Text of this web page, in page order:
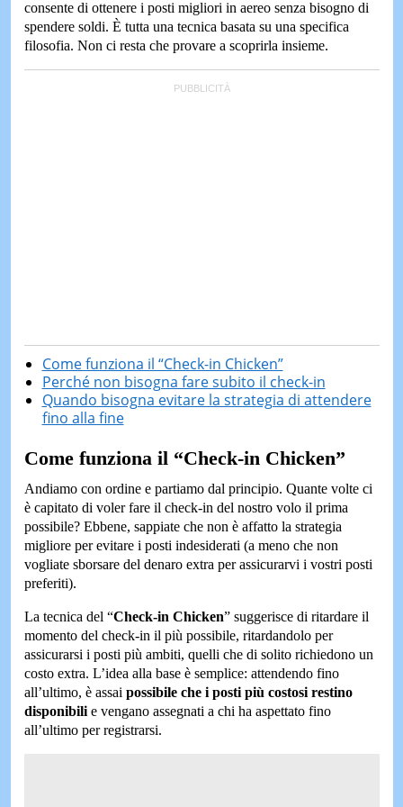
consente di ottenere i posti migliori in aereo senza bisogno di
spendere soldi. È tutta una tecnica basata su una specifica
filosofia. Non ci resta che provare a scoprirla insieme.
Come funziona il “Check-in Chicken”
Perché non bisogna fare subito il check-in
Quando bisogna evitare la strategia di attendere
fino alla fine
Come funziona il “Check-in Chicken”
Andiamo con ordine e partiamo dal principio. Quante volte ci
è capitato di voler fare il check-in del nostro volo il prima
possibile? Ebbene, sappiate che non è affatto la strategia
migliore per evitare i posti indesiderati (a meno che non
vogliate sborsare del denaro extra per assicurarvi i vostri posti
preferiti).
La tecnica del “Check-in Chicken” suggerisce di ritardare il
momento del check-in il più possibile, ritardandolo per
assicurarsi i posti più ambiti, quelli che di solito richiedono un
costo extra. L’idea alla base è semplice: attendendo fino
all’ultimo, è assai possibile che i posti più costosirestino
disponibilie vengano assegnati a chi ha aspettato fino
all’ultimo per registrarsi.